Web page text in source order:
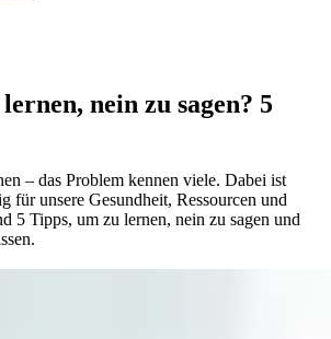
nein zu sagen? 5
– das Problem kennen viele. Dabei ist
für unsere Gesundheit, Ressourcen und
5 Tipps, um zu lernen, nein zu sagen und